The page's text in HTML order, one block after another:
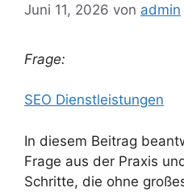
Juni 11, 2026 von admin
Frage:
SEO Dienstleistungen
In diesem Beitrag
Frage aus der Praxis
Schritte, die ohne